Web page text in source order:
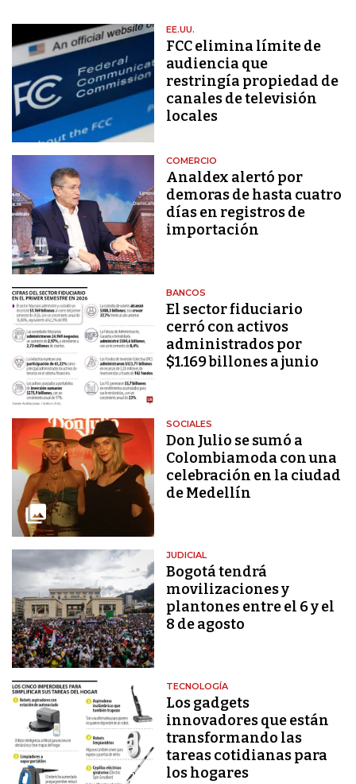
EE.UU.
FCC elimina límite de
audiencia que
restringía propiedad de
canales de televisión
locales
COMERCIO
Analdex alertó por
demoras de hasta cuatro
días en registros de
importación
BANCOS
El sector fiduciario
cerró con activos
administrados por
$1.169 billones a junio
SOCIALES
Don Julio se sumó a
Colombiamoda con una
celebración en la ciudad
de Medellín
JUDICIAL
Bogotá tendrá
movilizaciones y
plantones entre el 6 y el
8 de agosto
TECNOLOGÍA
Los gadgets
innovadores que están
transformando las
tareas cotidianas para
los hogares